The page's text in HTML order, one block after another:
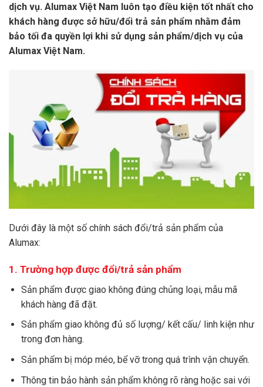
dịch vụ. Alumax Việt Nam luôn tạo điều kiện tốt nhất cho
khách hàng được sở hữu/đổi trả sản phẩm nhằm đảm
bảo tối đa quyền lợi khi sử dụng sản phẩm/dịch vụ của
Alumax Việt Nam.
Dưới đây là một số chính sách đổi/trả sản phẩm của
Alumax:
1. Trường hợp được đổi/trả sản phẩm
Sản phẩm được giao không đúng chủng loại, mẫu mã
khách hàng đã đặt.
Sản phẩm giao không đủ số lượng/ kết cấu/ linh kiện như
trong đơn hàng.
Sản phẩm bị móp méo, bể vỡ trong quá trình vận chuyển.
Thông tin bảo hành sản phẩm không rõ ràng hoặc sai với